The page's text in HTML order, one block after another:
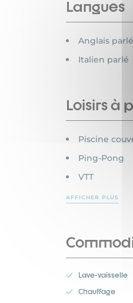
Langues
Anglais parlé
Italien parlé
Loisirs à
Piscine
Ping-Pong
VTT
AFFICHER PLUS
Lave-vaisselle
Chauffage